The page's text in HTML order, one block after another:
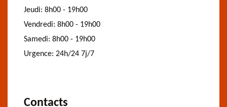
Jeudi: 8h00 - 19h00
Vendredi: 8h00 - 19h00
Samedi: 8h00 - 19h00
Urgence: 24h/24 7j/7
Contacts